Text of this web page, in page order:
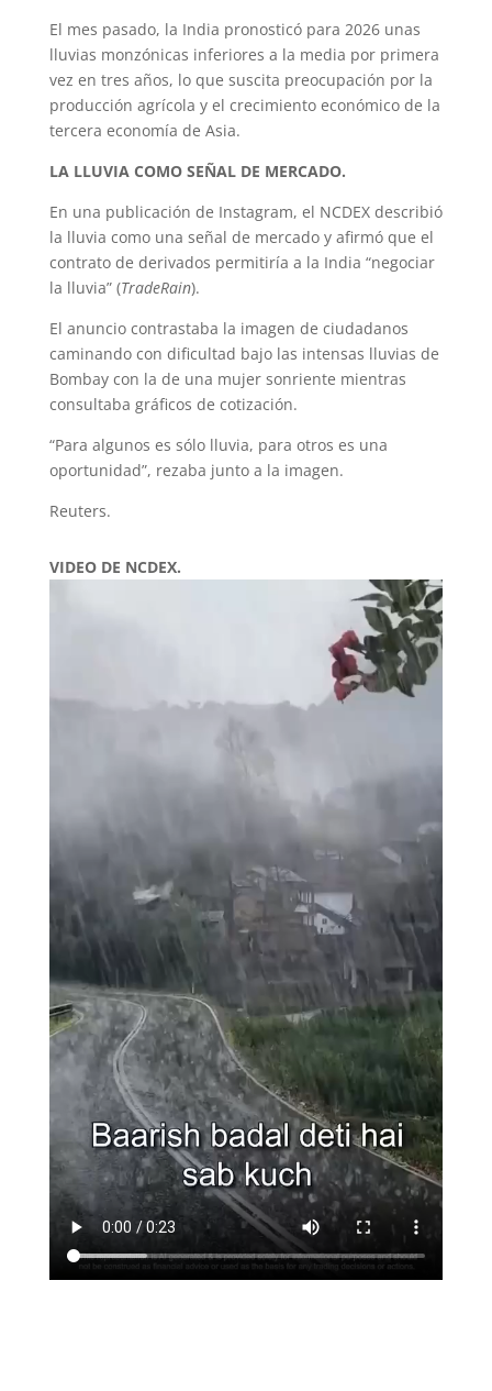
El mes pasado, la India pronosticó para 2026 unas
lluvias monzónicas inferiores a la media por primera
vez en tres años, lo que suscita preocupación por la
producción agrícola y el crecimiento económico de la
tercera economía de Asia.
LA LLUVIA COMO SEÑAL DE MERCADO.
En una publicación de Instagram, el NCDEX describió
la lluvia como una señal de mercado y afirmó que el
contrato de derivados permitiría a la India “negociar
la lluvia” (TradeRain).
El anuncio contrastaba la imagen de ciudadanos
caminando con dificultad bajo las intensas lluvias de
Bombay con la de una mujer sonriente mientras
consultaba gráficos de cotización.
“Para algunos es sólo lluvia, para otros es una
oportunidad”, rezaba junto a la imagen.
Reuters.
VIDEO DE NCDEX.